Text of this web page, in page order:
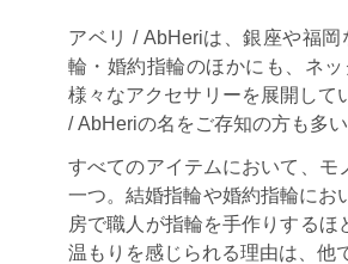
アベリ / AbHeriは、銀座や福
輪・婚約指輪のほかにも、ネ
様々なアクセサリーを展開して
/ AbHeriの名をご存知の方も多い
すべてのアイテムにおいて、モ
一つ。結婚指輪や婚約指輪にお
房で職人が指輪を手作りする
温もりを感じられる理由は、他